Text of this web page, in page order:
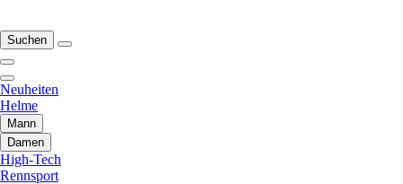
Suchen
Neuheiten
Helme
Mann
Damen
High-Tech
Rennsport